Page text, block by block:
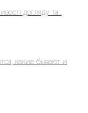
догляду та...
какие бывают и